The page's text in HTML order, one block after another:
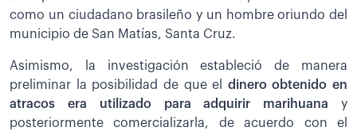
como un ciudadano brasileño y un hombre oriundo del
municipio de San Matías, Santa Cruz.
Asimismo, la investigación estableció de manera
preliminar la posibilidad de que el dinero obtenido en
atracos era utilizado para adquirir marihuana y
posteriormente comercializarla, de acuerdo con el